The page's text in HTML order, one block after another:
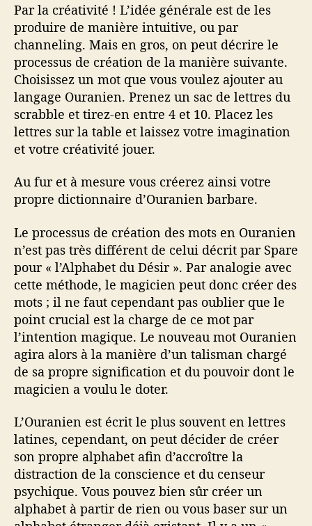
Par la créativité ! L’idée générale est de les
produire de manière intuitive, ou par
channeling. Mais en gros, on peut décrire le
processus de création de la manière suivante.
Choisissez un mot que vous voulez ajouter au
langage Ouranien. Prenez un sac de lettres du
scrabble et tirez-en entre 4 et 10. Placez les
lettres sur la table et laissez votre imagination
et votre créativité jouer.
Au fur et à mesure vous créerez ainsi votre
propre dictionnaire d’Ouranien barbare.
Le processus de création des mots en Ouranien
n’est pas très différent de celui décrit par Spare
pour « l’Alphabet du Désir ». Par analogie avec
cette méthode, le magicien peut donc créer des
mots ; il ne faut cependant pas oublier que le
point crucial est la charge de ce mot par
l’intention magique. Le nouveau mot Ouranien
agira alors à la manière d’un talisman chargé
de sa propre signification et du pouvoir dont le
magicien a voulu le doter.
L’Ouranien est écrit le plus souvent en lettres
latines, cependant, on peut décider de créer
son propre alphabet afin d’accroître la
distraction de la conscience et du censeur
psychique. Vous pouvez bien sûr créer un
alphabet à partir de rien ou vous baser sur un